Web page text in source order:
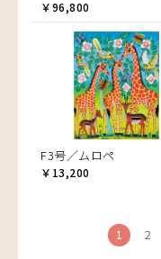
￥96,800
F3号／ムロペ
￥13,200
1 2